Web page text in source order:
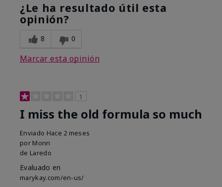
¿Le ha resultado útil esta
opinión?
8 0
Marcar esta opinión
1
I miss the old formula so much
Enviado Hace 2 meses
por Monn
de Laredo
Evaluado en
marykay.com/en-us/